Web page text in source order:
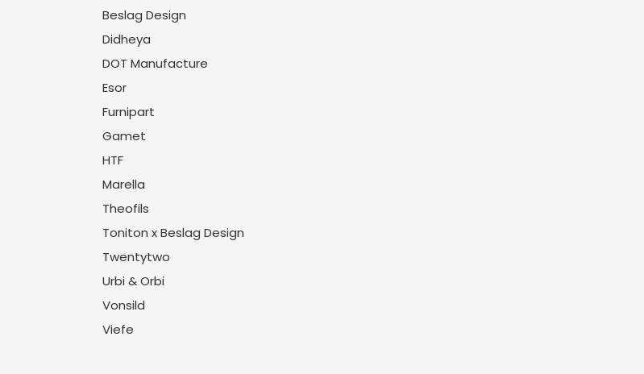
Beslag Design
Didheya
DOT Manufacture
Esor
Furnipart
Gamet
HTF
Marella
Theofils
Toniton x Beslag Design
Twentytwo
Urbi & Orbi
Vonsild
Viefe